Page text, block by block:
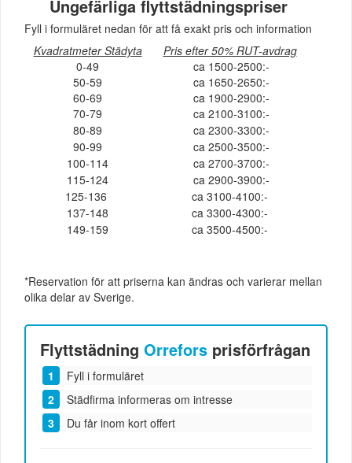
Ungefärliga flyttstädningspriser
Fyll i formuläret nedan för att få exakt pris och information
Kvadratmeter Städyta
Pris efter 50% RUT-avdrag
0-49
ca 1500-2500:-
50-59
ca 1650-2650:-
60-69
ca 1900-2900:-
70-79
ca 2100-3100:-
80-89
ca 2300-3300:-
90-99
ca 2500-3500:-
100-114
ca 2700-3700:-
115-124
ca 2900-3900:-
125-136
ca 3100-4100:-
137-148
ca 3300-4300:-
149-159
ca 3500-4500:-
*Reservation för att priserna kan ändras och varierar mellan
olika delar av Sverige.
FlyttstädningOrrefors prisförfrågan
Fyll i formuläret
Städfirma informeras om intresse
Du får inom kort offert